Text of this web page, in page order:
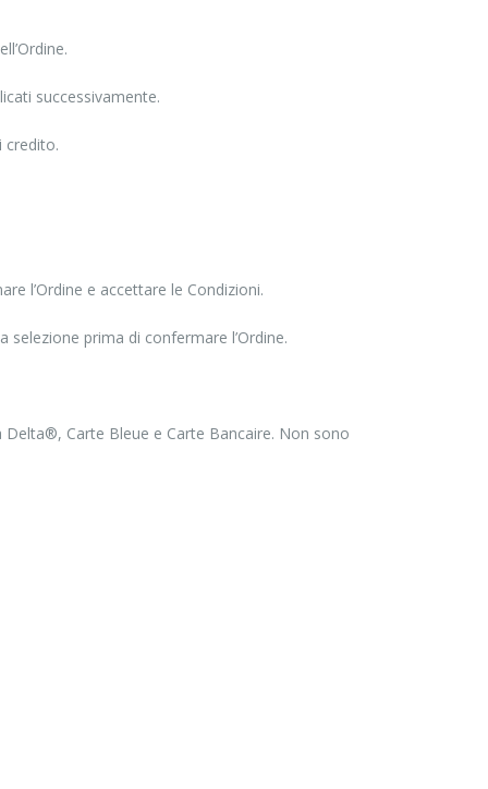
successivamente.
credito.
l’Ordine e accettare le Condizioni.
selezione prima di confermare l’Ordine.
Carte Bleue e Carte Bancaire. Non sono